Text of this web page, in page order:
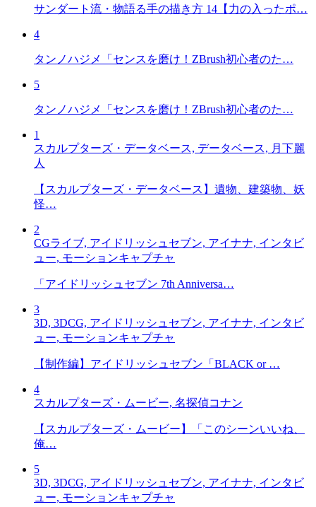
サンダート流・物語る手の描き方 14【力の入ったポ…
4
タンノハジメ「センスを磨け！ZBrush初心者のた…
5
タンノハジメ「センスを磨け！ZBrush初心者のた…
1
スカルプターズ・データベース, データベース, 月下麗
人
【スカルプターズ・データベース】遺物、建築物、妖
怪…
2
CGライブ, アイドリッシュセブン, アイナナ, インタビ
ュー, モーションキャプチャ
「アイドリッシュセブン 7th Anniversa…
3
3D, 3DCG, アイドリッシュセブン, アイナナ, インタビ
ュー, モーションキャプチャ
【制作編】アイドリッシュセブン「BLACK or …
4
スカルプターズ・ムービー, 名探偵コナン
【スカルプターズ・ムービー】「このシーンいいね、
俺…
5
3D, 3DCG, アイドリッシュセブン, アイナナ, インタビ
ュー, モーションキャプチャ